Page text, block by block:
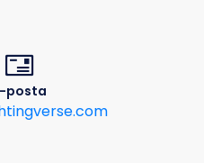
posta